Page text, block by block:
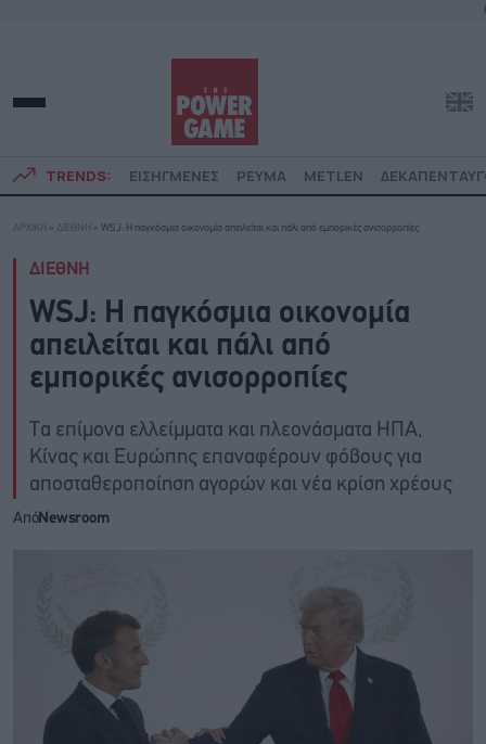
TRENDS: ΕΙΣΗΓΜΕΝΕΣ ΡΕΥΜΑ METLEN
ΑΡΧΙΚΗ » ΔΙΕΘΝΗ » WSJ: Η παγκόσμια οικονομία απειλείται και πάλι από εμπορικές ανισορροπίες
ΔΙΕΘΝΗ
WSJ: Η παγκόσμια οικονομία
απειλείται και πάλι από
εμπορικές ανισορροπίες
Τα επίμονα ελλείμματα και πλεονάσματα ΗΠΑ,
Κίνας και Ευρώπης επαναφέρουν φόβους για
αποσταθεροποίηση αγορών και νέα κρίση χρέους
ΑπόNewsroom